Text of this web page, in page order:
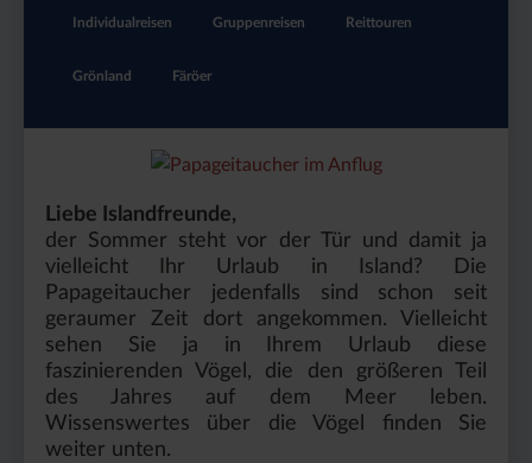
Individualreisen Gruppenreisen Reittouren
Grönland Färöer
Liebe Islandfreunde,
der Sommer steht vor der Tür und damit ja
vielleicht Ihr Urlaub in Island? Die
Papageitaucher jedenfalls sind schon seit
geraumer Zeit dort angekommen. Vielleicht
sehen Sie ja in Ihrem Urlaub diese
faszinierenden Vögel, die den größeren Teil
des Jahres auf dem Meer leben.
Wissenswertes über die Vögel finden Sie
weiter unten.